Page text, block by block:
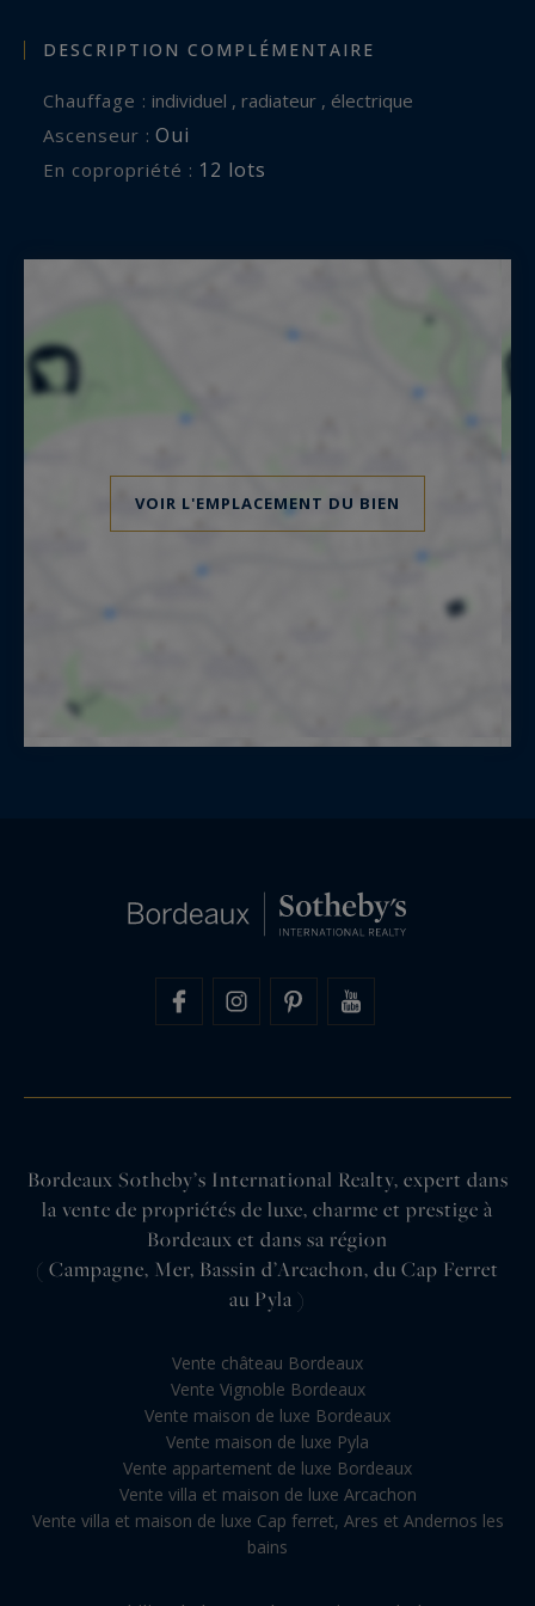
DESCRIPTION COMPLÉMENTAIRE
Chauffage : individuel , radiateur , électrique
Ascenseur : Oui
En copropriété : 12 lots
VOIR L'EMPLACEMENT DU BIEN
Bordeaux Sotheby’s International Realty, expert dans
la vente de propriétés de luxe, charme et prestige à
Bordeaux et dans sa région
( Campagne, Mer, Bassin d’Arcachon, du Cap Ferret
au Pyla )
Vente château Bordeaux
Vente Vignoble Bordeaux
Vente maison de luxe Bordeaux
Vente maison de luxe Pyla
Vente appartement de luxe Bordeaux
Vente villa et maison de luxe Arcachon
Vente villa et maison de luxe Cap ferret, Ares et Andernos les
bains